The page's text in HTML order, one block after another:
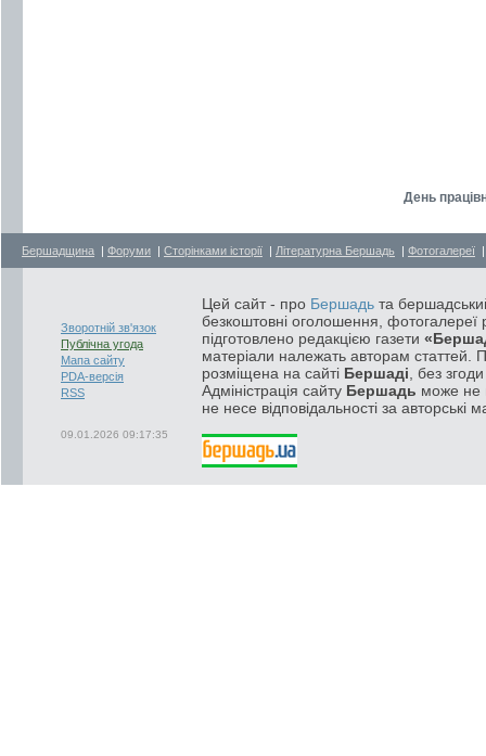
День
Бершадщина | Форуми | Сторінками історії | Літературна Бершадь | Фотогалереї
Зворотній зв'язок
Публічна угода
Мапа сайту
PDA-версія
RSS
09.01.2026 09:17:35
Цей сайт - про Бершадь та
безкоштовні оголошення, фотогалереї
підготовлено редакцією газети
матеріали належать авторам статтей.
розміщена на сайті Бершаді , без
Адміністрація сайту Бершадь може не
не несе відповідальності за авторські